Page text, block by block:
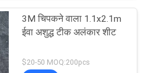
3M चिपकने वाला 1.1x2.1m
ईवा अशुद्ध टीक अलंकार शीट
$20-50 MOQ:200pcs